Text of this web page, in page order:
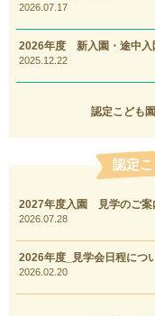
2026.07.17
2026年度 新入園・途中入
2025.12.22
認定こども
認定
2027年度入園 見学のご案
2026.07.28
2026年度_見学会日程につ
2026.02.20